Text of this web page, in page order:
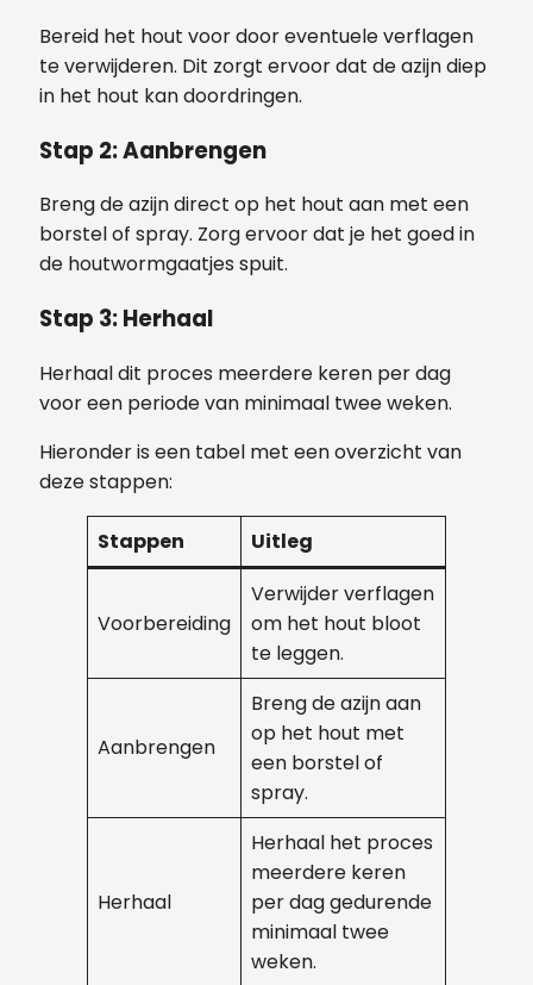
Bereid het hout voor door eventuele verflagen
te verwijderen. Dit zorgt ervoor dat de azijn diep
in het hout kan doordringen.
Stap 2: Aanbrengen
Breng de azijn direct op het hout aan met een
borstel of spray. Zorg ervoor dat je het goed in
de houtwormgaatjes spuit.
Stap 3: Herhaal
Herhaal dit proces meerdere keren per dag
voor een periode van minimaal twee weken.
Hieronder is een tabel met een overzicht van
deze stappen:
Stappen Uitleg
Voorbereiding
Verwijder verflagen
om het hout bloot
te leggen.
Aanbrengen
Breng de azijn aan
op het hout met
een borstel of
spray.
Herhaal
Herhaal het proces
meerdere keren
per dag gedurende
minimaal twee
weken.